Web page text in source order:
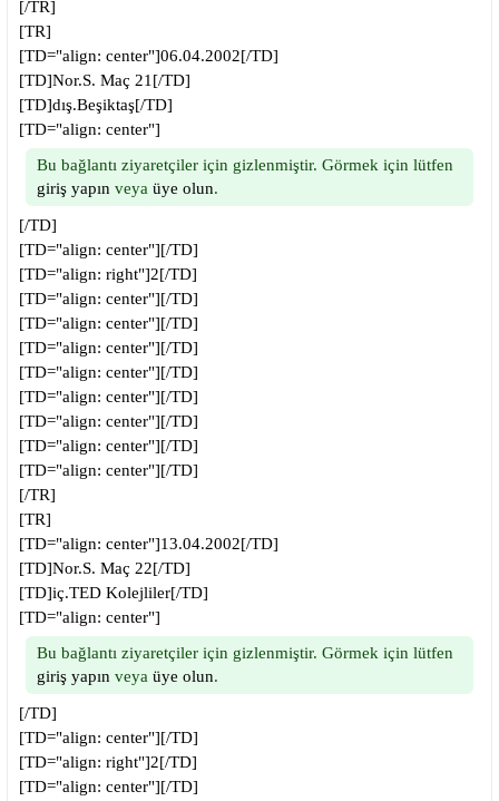
[/TR]
[TR]
[TD="align: center"]06.04.2002[/TD]
[TD]Nor.S. Maç 21[/TD]
[TD]dış.Beşiktaş[/TD]
[TD="align: center"]
Bu bağlantı ziyaretçiler için gizlenmiştir. Görmek için lütfen
giriş yapın veya üye olun.
[/TD]
[TD="align: center"][/TD]
[TD="align: right"]2[/TD]
[TD="align: center"][/TD]
[TD="align: center"][/TD]
[TD="align: center"][/TD]
[TD="align: center"][/TD]
[TD="align: center"][/TD]
[TD="align: center"][/TD]
[TD="align: center"][/TD]
[TD="align: center"][/TD]
[/TR]
[TR]
[TD="align: center"]13.04.2002[/TD]
[TD]Nor.S. Maç 22[/TD]
[TD]iç.TED Kolejliler[/TD]
[TD="align: center"]
Bu bağlantı ziyaretçiler için gizlenmiştir. Görmek için lütfen
giriş yapın veya üye olun.
[/TD]
[TD="align: center"][/TD]
[TD="align: right"]2[/TD]
[TD="align: center"][/TD]